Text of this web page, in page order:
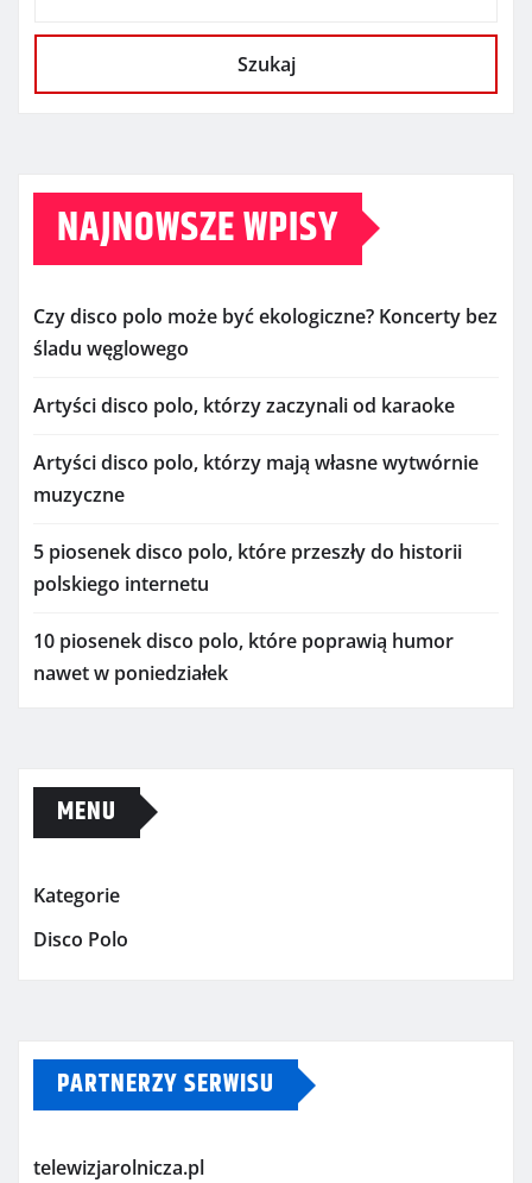
Szukaj
NAJNOWSZE WPISY
Czy disco polo może być ekologiczne? Koncerty bez
śladu węglowego
Artyści disco polo, którzy zaczynali od karaoke
Artyści disco polo, którzy mają własne wytwórnie
muzyczne
5 piosenek disco polo, które przeszły do historii
polskiego internetu
10 piosenek disco polo, które poprawią humor
nawet w poniedziałek
MENU
Kategorie
Disco Polo
PARTNERZY SERWISU
telewizjarolnicza.pl